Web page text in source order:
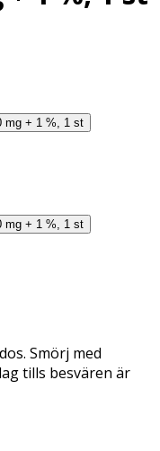
mg + 1 %, 1 st
mg + 1 %, 1 st
Smörj med
tills besvären är